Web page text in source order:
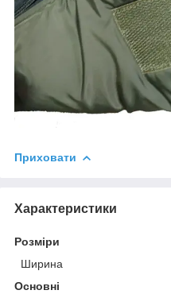
Приховати
Характеристики
Розміри
Ширина
Основні